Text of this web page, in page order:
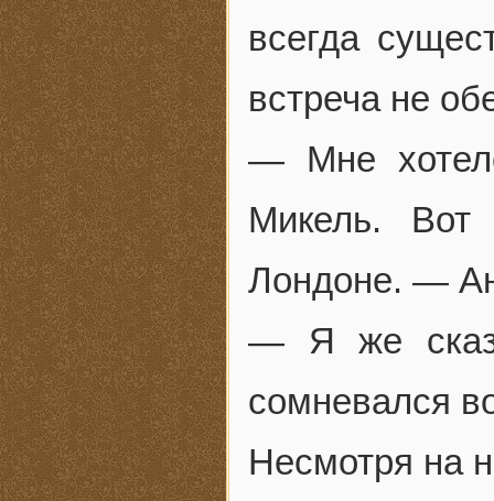
всегда
встреча не
— Мне
Микель.
Лондоне. —
— Я же
сомневался
Несмотря на